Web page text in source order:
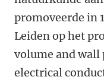
promoveerde in
Leiden op het
volume and wall
electrical